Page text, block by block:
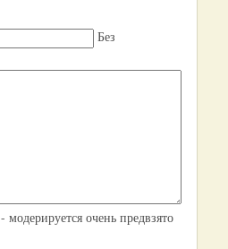
Без
- модерируется очень предвзято